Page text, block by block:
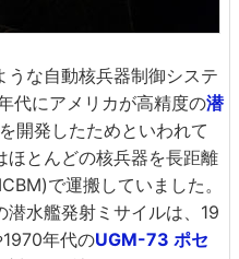
うな自動核兵器制御システ
代にアメリカが高精度の潜
開発したためといわれて
ほとんどの核兵器を長距離
で運搬していました。
潜水艦発射ミサイルは、19
年代のUGM-73 ポセ